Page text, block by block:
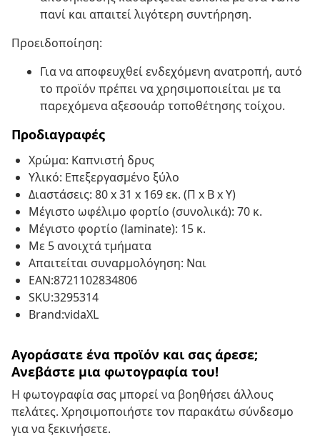
πανί και απαιτεί λιγότερη συντήρηση.
Προειδοποίηση:
Για να αποφευχθεί ενδεχόμενη ανατροπή, αυτό
το προϊόν πρέπει να χρησιμοποιείται με τα
παρεχόμενα αξεσουάρ τοποθέτησης τοίχου.
Προδιαγραφές
Χρώμα: Καπνιστή δρυς
Υλικό: Επεξεργασμένο ξύλο
Διαστάσεις: 80 x 31 x 169 εκ. (Π x Β x Υ)
Μέγιστο ωφέλιμο φορτίο (συνολικά): 70 κ.
Μέγιστο φορτίο (laminate): 15 κ.
Με 5 ανοιχτά τμήματα
Απαιτείται συναρμολόγηση: Ναι
EAN:8721102834806
SKU:3295314
Brand:vidaXL
Αγοράσατε ένα προϊόν και σας άρεσε;
Ανεβάστε μια φωτογραφία του!
Η φωτογραφία σας μπορεί να βοηθήσει άλλους
πελάτες. Χρησιμοποιήστε τον παρακάτω σύνδεσμο
για να ξεκινήσετε.